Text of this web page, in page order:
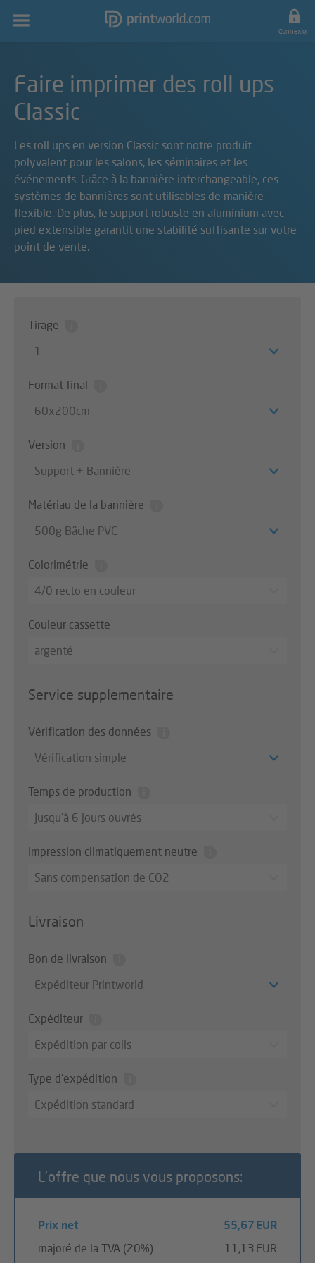
Navigation
principale Connexion
Faire imprimer des roll ups
Classic
Les roll ups en version Classic sont notre produit
polyvalent pour les salons, les séminaires et les
événements. Grâce à la bannière interchangeable, ces
systèmes de bannières sont utilisables de manière
flexible. De plus, le support robuste en aluminium avec
pied extensible garantit une stabilité suffisante sur votre
point de vente.
Tirage
1
Format final
60x200cm
Version
Support + Bannière
Matériau de la bannière
500g Bâche PVC
Colorimétrie
4/0 recto en couleur
Couleur cassette
argenté
Service supplementaire
Vérification des données
Vérification simple
Temps de production
Jusqu’à 6 jours ouvrés
Impression climatiquement neutre
Sans compensation de CO2
Livraison
Bon de livraison
Expéditeur Printworld
Expéditeur
Expédition par colis
Type d’expédition
Expédition standard
L’offre que nous vous proposons:
Prix net
55,67 EUR
majoré de la TVA (20%)
11,13 EUR